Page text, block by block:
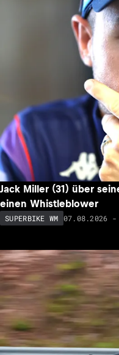
Jack Miller (31) über
einen Whistleblower
SUPERBIKE WM 07.08.2026 -